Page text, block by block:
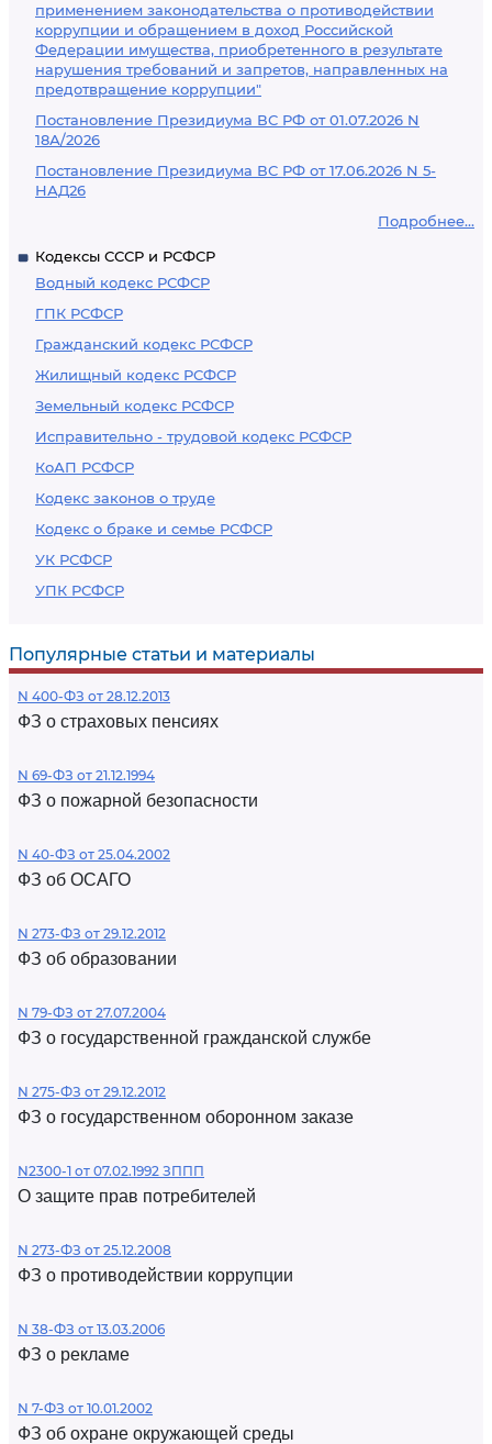
применением законодательства о противодействии
коррупции и обращением в доход Российской
Федерации имущества, приобретенного в результате
нарушения требований и запретов, направленных на
предотвращение коррупции"
Постановление Президиума ВС РФ от 01.07.2026 N
18А/2026
Постановление Президиума ВС РФ от 17.06.2026 N 5-
НАД26
Подробнее...
Кодексы СССР и РСФСР
Водный кодекс РСФСР
ГПК РСФСР
Гражданский кодекс РСФСР
Жилищный кодекс РСФСР
Земельный кодекс РСФСР
Исправительно - трудовой кодекс РСФСР
КоАП РСФСР
Кодекс законов о труде
Кодекс о браке и семье РСФСР
УК РСФСР
УПК РСФСР
Популярные статьи и материалы
N 400-ФЗ от 28.12.2013
ФЗ о страховых пенсиях
N 69-ФЗ от 21.12.1994
ФЗ о пожарной безопасности
N 40-ФЗ от 25.04.2002
ФЗ об ОСАГО
N 273-ФЗ от 29.12.2012
ФЗ об образовании
N 79-ФЗ от 27.07.2004
ФЗ о государственной гражданской службе
N 275-ФЗ от 29.12.2012
ФЗ о государственном оборонном заказе
N2300-1 от 07.02.1992 ЗППП
О защите прав потребителей
N 273-ФЗ от 25.12.2008
ФЗ о противодействии коррупции
N 38-ФЗ от 13.03.2006
ФЗ о рекламе
N 7-ФЗ от 10.01.2002
ФЗ об охране окружающей среды